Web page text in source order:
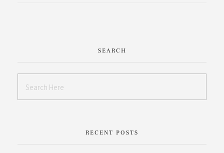
SEARCH
RECENT POSTS